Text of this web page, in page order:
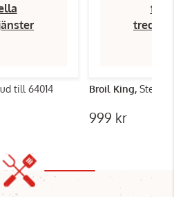
till 64014 Broil King,
999 kr